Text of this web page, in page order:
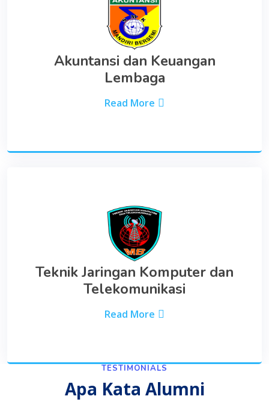
Akuntansi dan Keuangan
Lembaga
Read More
Teknik Jaringan Komputer dan
Telekomunikasi
Read More
TESTIMONIALS
Apa Kata Alumni